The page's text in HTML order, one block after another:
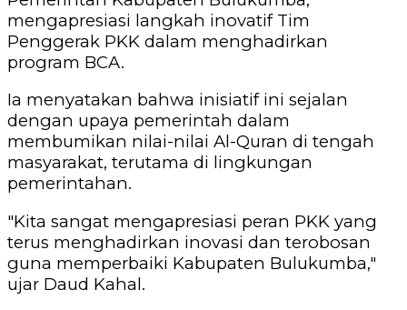
mengapresiasi langkah inovatif Tim
Penggerak PKK dalam menghadirkan
program BCA.
Ia menyatakan bahwa inisiatif ini sejalan
dengan upaya pemerintah dalam
membumikan nilai-nilai Al-Quran di tengah
masyarakat, terutama di lingkungan
pemerintahan.
"Kita sangat mengapresiasi peran PKK yang
terus menghadirkan inovasi dan terobosan
guna memperbaiki Kabupaten Bulukumba,"
ujar Daud Kahal.